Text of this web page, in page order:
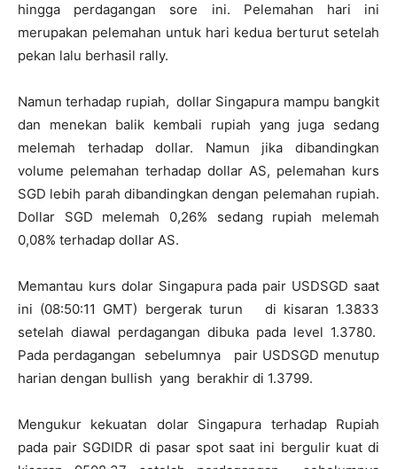
hingga perdagangan sore ini. Pelemahan hari ini
merupakan pelemahan untuk hari kedua berturut setelah
pekan lalu berhasil rally.
Namun terhadap rupiah, dollar Singapura mampu bangkit
dan menekan balik kembali rupiah yang juga sedang
melemah terhadap dollar. Namun jika dibandingkan
volume pelemahan terhadap dollar AS, pelemahan kurs
SGD lebih parah dibandingkan dengan pelemahan rupiah.
Dollar SGD melemah 0,26% sedang rupiah melemah
0,08% terhadap dollar AS.
Memantau kurs dolar Singapura pada pair USDSGD saat
ini (08:50:11 GMT) bergerak turun di kisaran 1.3833
setelah diawal perdagangan dibuka pada level 1.3780.
Pada perdagangan sebelumnya pair USDSGD menutup
harian dengan bullish yang berakhir di 1.3799.
Mengukur kekuatan dolar Singapura terhadap Rupiah
pada pair SGDIDR di pasar spot saat ini bergulir kuat di